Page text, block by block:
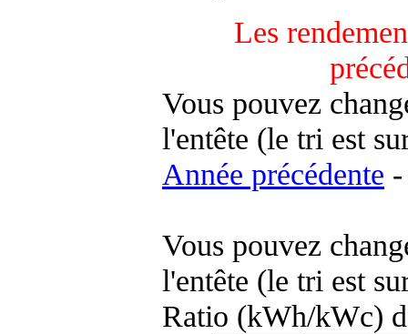
Les
Vous pouvez
l'entête (le tri est
Année précédente
Vous pouvez
l'entête (le tri est
Ratio (kWh/kWc)